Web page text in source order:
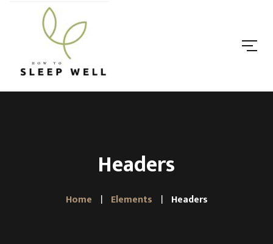
Headers
Home Elements Headers